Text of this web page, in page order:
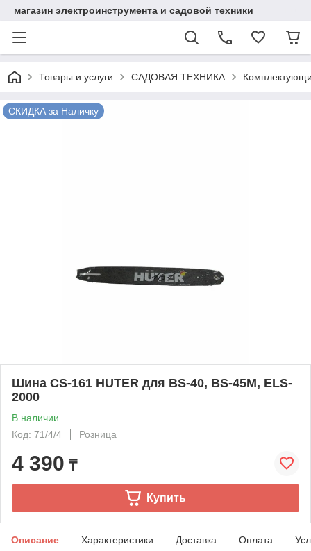
магазин электроинструмента и садовой техники
Товары и услуги САДОВАЯ ТЕХНИКА
СКИДКА за Наличку
Шина CS-161 HUTER для BS-40, BS-45M, ELS-
2000
В наличии
Код: 71/4/4
Розница
4 390 ₸
Купить
Описание Характеристики Доставка Оплата